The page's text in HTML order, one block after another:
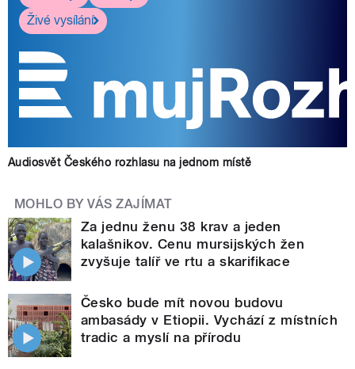
Živé vysílání
Audiosvět Českého rozhlasu na jednom místě
MOHLO BY VÁS ZAJÍMAT
Za jednu ženu 38 krav a jeden
kalašnikov. Cenu mursijských žen
zvyšuje talíř ve rtu a skarifikace
Česko bude mít novou budovu
ambasády v Etiopii. Vychází z místních
tradic a myslí na přírodu